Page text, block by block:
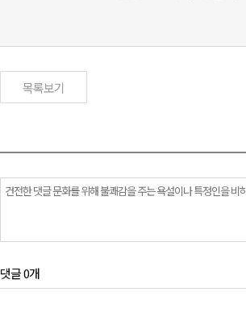
목록보기
댓글 0개